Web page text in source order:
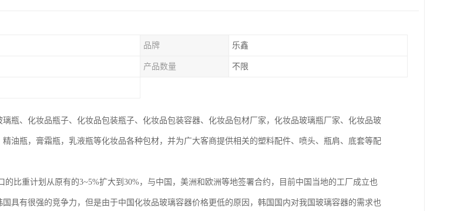
品牌 乐鑫
产品数量 不限
瓶、化妆品瓶子、化妆品包装瓶子、化妆品包装容器、化妆品包材厂家，化妆品玻璃瓶厂家、化妆品玻
油瓶，膏霜瓶，乳液瓶等化妆品各种包材，并为广大客商提供相关的塑料配件、喷头、瓶肩、底套等配
的比重计划从原有的3~5%扩大到30%，与中国，美洲和欧洲等地签署合约，目前中国当地的工厂成立也
具有很强的竞争力，但是由于中国化妆品玻璃容器价格更低的原因，韩国国内对我国玻璃容器的需求也